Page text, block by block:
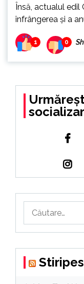
Însă, actualul
înfrângerea și a
1 0
după: